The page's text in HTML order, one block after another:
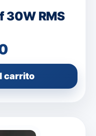
30W RMS
carrito